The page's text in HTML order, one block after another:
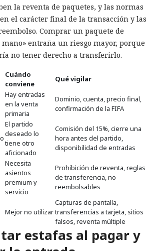
la reventa de paquetes, y las normas
el carácter final de la transacción y las
Comprar un paquete de
entraña un riesgo mayor, porque
no tener derecho a transferirlo.
Cuándo
conviene
Qué vigilar
Hay entradas
en la venta
primaria
Dominio, cuenta, precio final,
confirmación de la FIFA
El partido
deseado lo
tiene otro
aficionado
Comisión del 15%, cierre una
hora antes del partido,
disponibilidad de entradas
Necesita
asientos
premium y
servicio
Prohibición de reventa, reglas
de transferencia, no
reembolsables
Mejor no utilizar
Capturas de pantalla,
transferencias a tarjeta, sitios
falsos, reventa múltiple
estafas al pagar y